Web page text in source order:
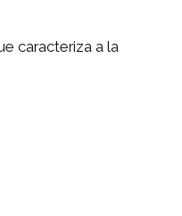
caracteriza a la